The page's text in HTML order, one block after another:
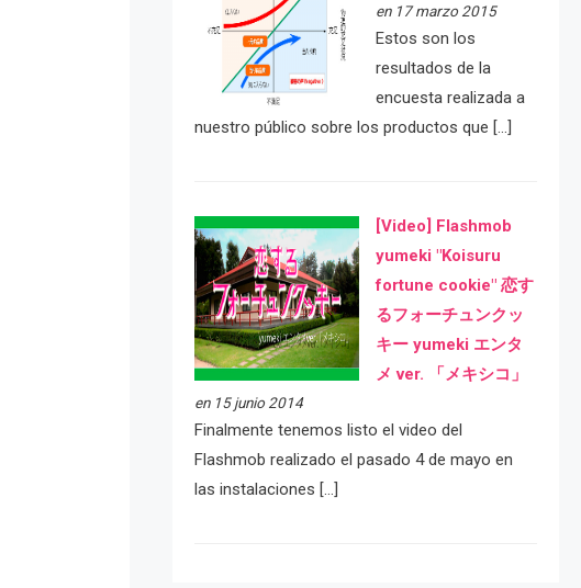
en 17 marzo 2015
Estos son los
resultados de la
encuesta realizada a
nuestro público sobre los productos que […]
[Video] Flashmob
yumeki "Koisuru
fortune cookie" 恋す
るフォーチュンクッ
キー yumeki エンタ
メ ver. 「メキシコ」
en 15 junio 2014
Finalmente tenemos listo el video del
Flashmob realizado el pasado 4 de mayo en
las instalaciones […]